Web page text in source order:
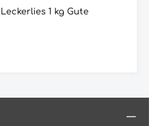
1 kg Gute